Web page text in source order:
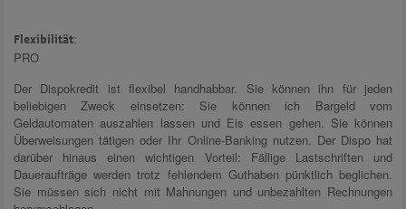
Flexibilität:
PRO
Der Dispokredit ist flexibel handhabbar. Sie können ihn für jeden
beliebigen Zweck einsetzen: Sie können ich Bargeld vom
Geldautomaten auszahlen lassen und Eis essen gehen. Sie können
Überweisungen tätigen oder Ihr Online-Banking nutzen. Der Dispo hat
darüber hinaus einen wichtigen Vorteil: Fällige Lastschriften und
Daueraufträge werden trotz fehlendem Guthaben pünktlich beglichen.
Sie müssen sich nicht mit Mahnungen und unbezahlten Rechnungen